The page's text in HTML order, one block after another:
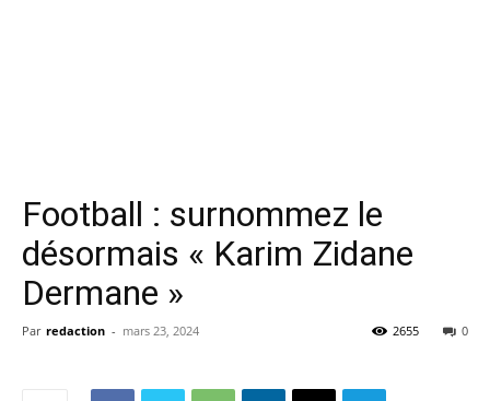
Football : surnommez le
désormais « Karim Zidane
Dermane »
Par redaction - mars 23, 2024 0
2655